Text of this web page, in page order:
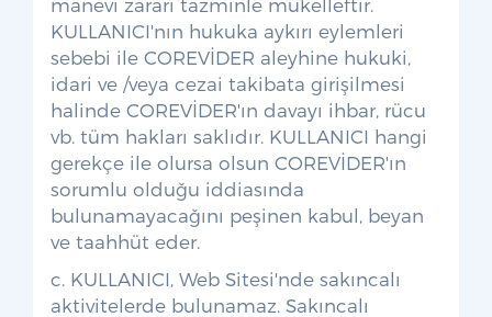
manevi zararı tazminle mükelleftir.
KULLANICI'nın hukuka aykırı eylemleri
sebebi ile COREVİDER aleyhine hukuki,
idari ve /veya cezai takibata girişilmesi
halinde COREVİDER'ın davayı ihbar, rücu
vb. tüm hakları saklıdır. KULLANICI hangi
gerekçe ile olursa olsun COREVİDER'ın
sorumlu olduğu iddiasında
bulunamayacağını peşinen kabul, beyan
ve taahhüt eder.
c. KULLANICI, Web Sitesi'nde sakıncalı
aktivitelerde bulunamaz. Sakıncalı